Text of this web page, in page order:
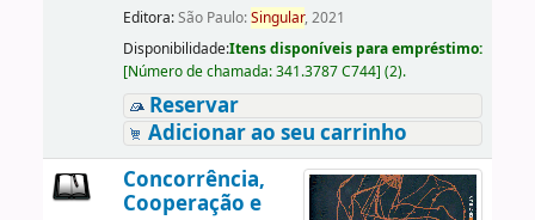
Editora:São Paulo:Singular, 2021
Disponibilidade:Itens disponíveis para empréstimo:
[Número de chamada:341.3787 C744] (2).
Reservar
Adicionar ao seu carrinho
Concorrência,
Cooperação e